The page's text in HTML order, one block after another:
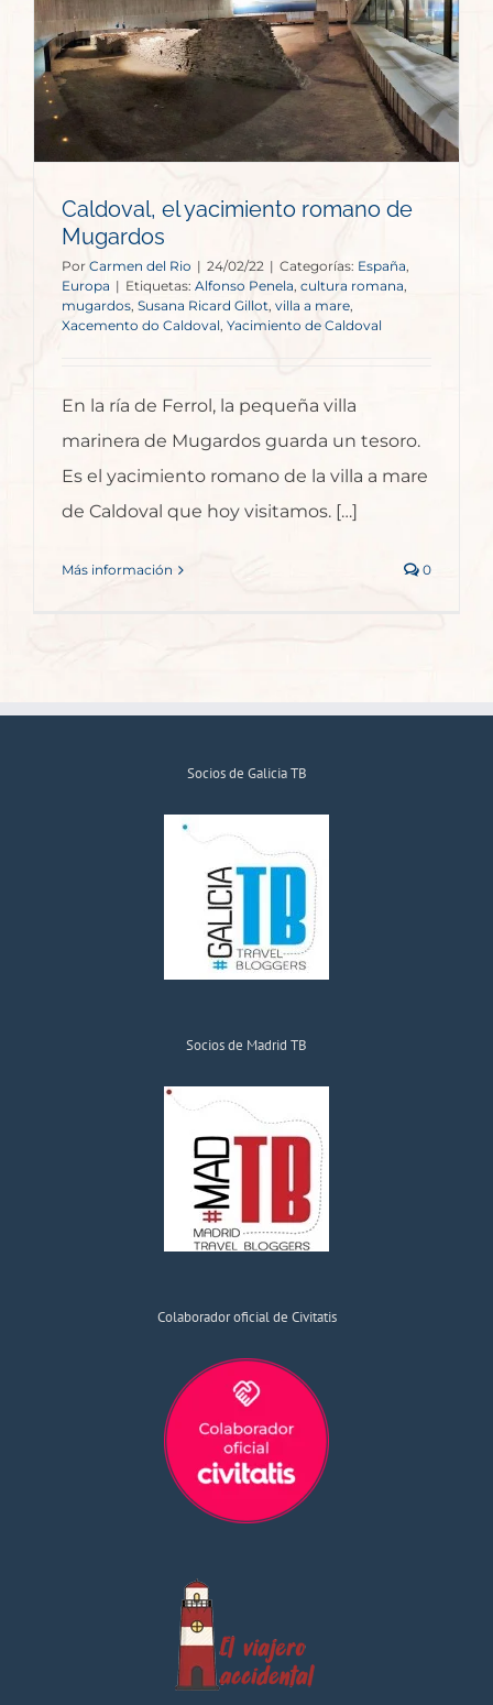
Caldoval, el yacimiento romano de
Mugardos
Por Carmen del Rio | 24/02/22 | Categorías: España,
Europa | Etiquetas: Alfonso Penela, cultura romana,
mugardos, Susana Ricard Gillot, villa a mare,
Xacemento do Caldoval, Yacimiento de Caldoval
En la ría de Ferrol, la pequeña villa
marinera de Mugardos guarda un tesoro.
Es el yacimiento romano de la villa a mare
de Caldoval que hoy visitamos. […]
Más información 0
Socios de Galicia TB
Socios de Madrid TB
Colaborador oficial de Civitatis